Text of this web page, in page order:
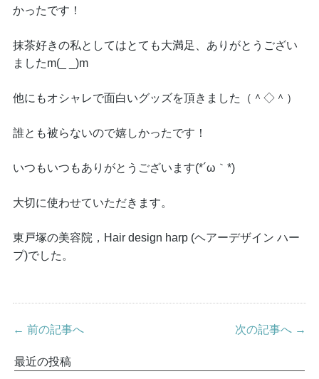
かったです！
抹茶好きの私としてはとても大満足、ありがとうござい
ましたm(_ _)m
他にもオシャレで面白いグッズを頂きました（＾◇＾）
誰とも被らないので嬉しかったです！
いつもいつもありがとうございます(*´ω｀*)
大切に使わせていただきます。
東戸塚の美容院，Hair design harp (ヘアーデザイン ハー
プ)でした。
← 前の記事へ 次の記事へ →
最近の投稿